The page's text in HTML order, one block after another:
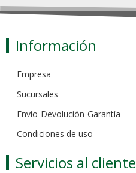
Información
Empresa
Sucursales
Envío-Devolución-Garantía
Condiciones de uso
Servicios al cliente